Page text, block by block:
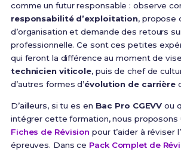
comme un futur responsable : observe
responsabilité d’exploitation, propose
d’organisation et demande des retours
professionnelle. Ce sont ces petites
qui feront la différence au moment de
technicien viticole, puis de chef de
d’autres formes d’évolution de carrière
D’ailleurs, si tu es en Bac Pro CGEVV ou
intégrer cette formation, nous proposons
Fiches de Révision pour t’aider à réviser
épreuves. Dans ce Pack Complet de